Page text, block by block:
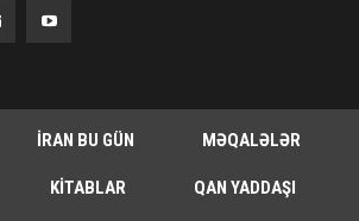
İRAN BU GÜN MƏQALƏLƏR
KITABLAR QAN YADDAŞI